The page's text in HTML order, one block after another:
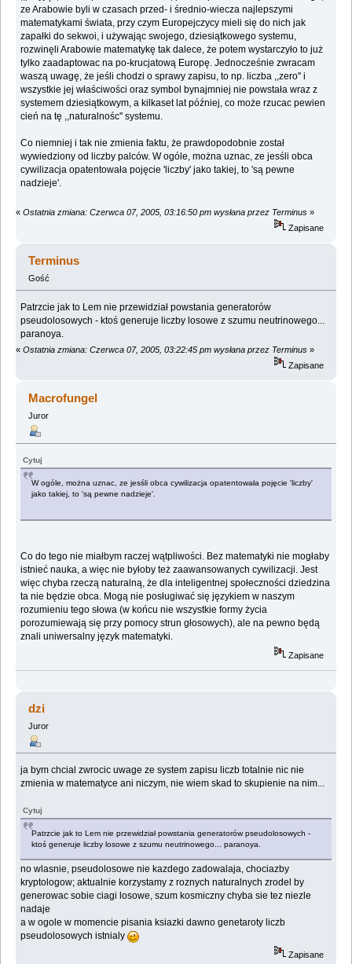
ze Arabowie byli w czasach przed- i średnio-wiecza najlepszymi
matematykami świata, przy czym Europejczycy mieli się do nich jak
zapałki do sekwoi, i używając swojego, dziesiątkowego systemu,
rozwinęli Arabowie matematykę tak dalece, że potem wystarczyło to już
tylko zaadaptowac na po-krucjatową Europę. Jednocześnie zwracam
waszą uwagę, że jeśli chodzi o sprawy zapisu, to np. liczba ,,zero'' i
wszystkie jej właściwości oraz symbol bynajmniej nie powstała wraz z
systemem dziesiątkowym, a kilkaset lat później, co może rzucac pewien
cień na tę ,,naturalnośc'' systemu.
Co niemniej i tak nie zmienia faktu, że prawdopodobnie został
wywiedziony od liczby palców. W ogóle, można uznac, ze jesśli obca
cywilizacja opatentowała pojęcie 'liczby' jako takiej, to 'są pewne
nadzieje'.
« Ostatnia zmiana: Czerwca 07, 2005, 03:16:50 pm wysłana przez Terminus »
Zapisane
Terminus
Gość
Patrzcie jak to Lem nie przewidział powstania generatorów
pseudolosowych - ktoś generuje liczby losowe z szumu neutrinowego...
paranoya.
« Ostatnia zmiana: Czerwca 07, 2005, 03:22:45 pm wysłana przez Terminus »
Zapisane
Macrofungel
Juror
Cytuj
W ogóle, można uznac, ze jesśli obca cywilizacja opatentowała pojęcie 'liczby'
jako takiej, to 'są pewne nadzieje'.
Co do tego nie miałbym raczej wątpliwości. Bez matematyki nie mogłaby
istnieć nauka, a więc nie byłoby też zaawansowanych cywilizacji. Jest
więc chyba rzeczą naturalną, że dla inteligentnej społeczności dziedzina
ta nie będzie obca. Mogą nie posługiwać się językiem w naszym
rozumieniu tego słowa (w końcu nie wszystkie formy życia
porozumiewają się przy pomocy strun głosowych), ale na pewno będą
znali uniwersalny język matematyki.
Zapisane
dzi
Juror
ja bym chcial zwrocic uwage ze system zapisu liczb totalnie nic nie
zmienia w matematyce ani niczym, nie wiem skad to skupienie na nim...
Cytuj
Patrzcie jak to Lem nie przewidział powstania generatorów pseudolosowych -
ktoś generuje liczby losowe z szumu neutrinowego... paranoya.
no wlasnie, pseudolosowe nie kazdego zadowalaja, chociazby
kryptologow; aktualnie korzystamy z roznych naturalnych zrodel by
generowac sobie ciagi losowe, szum kosmiczny chyba sie tez niezle
nadaje
a w ogole w momencie pisania ksiazki dawno genetaroty liczb
pseudolosowych istnialy
Zapisane